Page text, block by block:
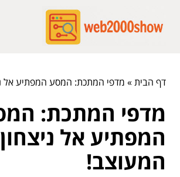
דף הבית» מדפי המתכת: המסע המפתיע אל
מדפי המתכת:
המפתיע אל ניצחון
המעוצב!